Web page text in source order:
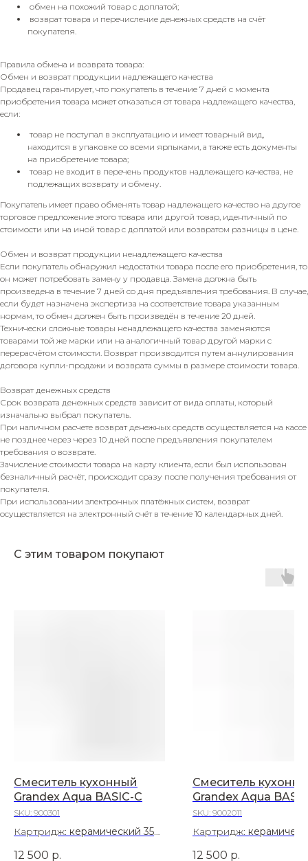
обмен на похожий товар с доплатой;
возврат товара и перечисление денежных средств на счёт
покупателя.
Правила обмена и возврата товара:
Обмен и возврат продукции надлежащего качества
Продавец гарантирует, что покупатель в течение 7 дней с момента
приобретения товара может отказаться от товара надлежащего качества,
если:
товар не поступал в эксплуатацию и имеет товарный вид,
находится в упаковке со всеми ярлыками, а также есть документы
на приобретение товара;
товар не входит в перечень продуктов надлежащего качества, не
подлежащих возврату и обмену.
Покупатель имеет право обменять товар надлежащего качество на другое
торговое предложение этого товара или другой товар, идентичный по
стоимости или на иной товар с доплатой или возвратом разницы в цене.
Обмен и возврат продукции ненадлежащего качества
Если покупатель обнаружил недостатки товара после его приобретения, то
он может потребовать замену у продавца. Замена должна быть
произведена в течение 7 дней со дня предъявления требования. В случае,
если будет назначена экспертиза на соответствие товара указанным
нормам, то обмен должен быть произведён в течение 20 дней.
Технически сложные товары ненадлежащего качества заменяются
товарами той же марки или на аналогичный товар другой марки с
перерасчётом стоимости. Возврат производится путем аннулирования
договора купли-продажи и возврата суммы в размере стоимости товара.
Возврат денежных средств
Срок возврата денежных средств зависит от вида оплаты, который
изначально выбрал покупатель.
При наличном расчете возврат денежных средств осуществляется на кассе
не позднее через через 10 дней после предъявления покупателем
требования о возврате.
Зачисление стоимости товара на карту клиента, если был использован
безналичный расчёт, происходит сразу после получения требования от
покупателя.
При использовании электронных платёжных систем, возврат
осуществляется на электронный счёт в течение 10 календарных дней.
С этим товаром покупают
Смеситель кухонный
Grandex Aqua BASIC-C
SKU: 900301
Картридж: керамический 35
12 500 р.
Смеситель
Grandex Aqua
SKU: 9002011
Картридж:
12 500 р.